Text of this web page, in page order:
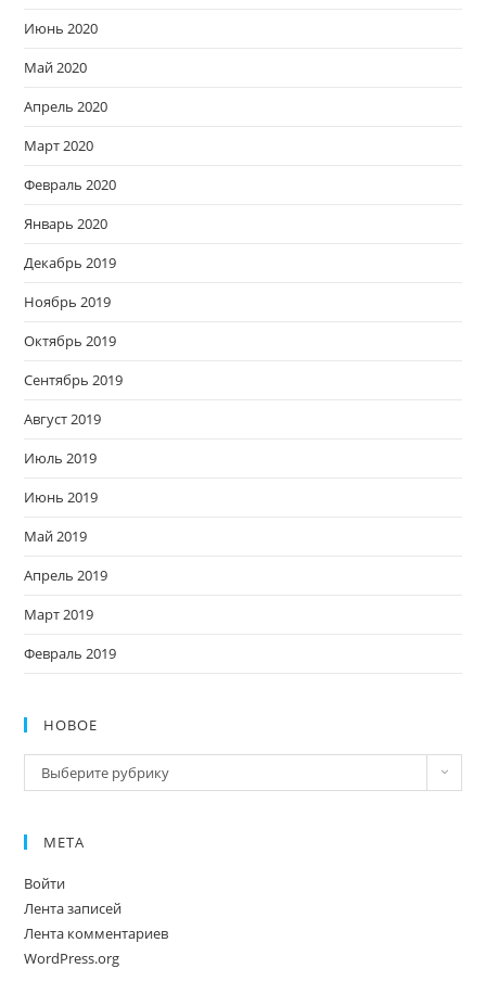
Июнь 2020
Май 2020
Апрель 2020
Март 2020
Февраль 2020
Январь 2020
Декабрь 2019
Ноябрь 2019
Октябрь 2019
Сентябрь 2019
Август 2019
Июль 2019
Июнь 2019
Май 2019
Апрель 2019
Март 2019
Февраль 2019
НОВОЕ
Новое
Выберите рубрику
МЕТА
Войти
Лента записей
Лента комментариев
WordPress.org